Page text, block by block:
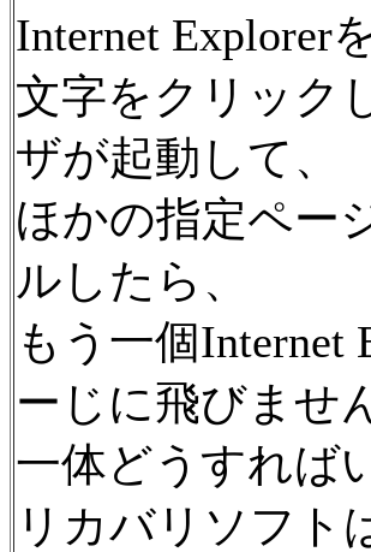
Internet Explorer
文字をクリック
ザが起動して、
ほかの指定ペー
ルしたら、
もう一個
ーじに飛びませ
一体どうすれば
リカバリソフト